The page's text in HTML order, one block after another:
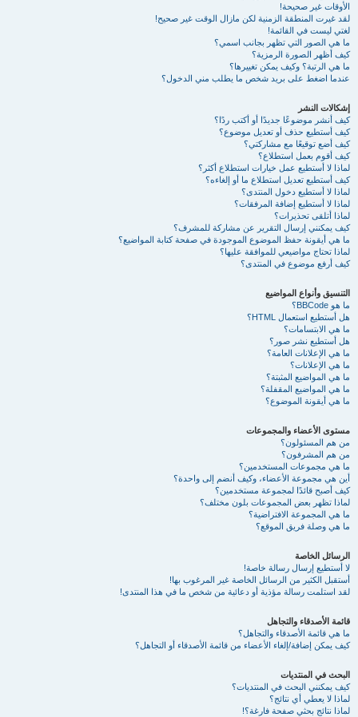
الأوقات غير صحيحة!
لقد غيرت المنطقة الزمنية لكن مازال الوقت غير صحيح!
لغتي ليست في القائمة!
ما هي الصور التي تظهر بجانب اسمي؟
كيف أظهر الصورة الرمزية؟
ما هي الرتبة؟ وكيف يمكن تغييرها؟
عندما اضغط على بريد شخص ما يطلب مني الدخول؟
إشكالات النشر
كيف أنشر موضوعًا جديدًا أو أكتب ردًا؟
كيف أستطيع حذف أو تعديل موضوع؟
كيف أضع توقيعًا مع مشاركتي؟
كيف أقوم بعمل استطلاع؟
لماذا لا أستطيع عمل خيارات استطلاع أكثر؟
كيف أستطيع تعديل استطلاع ما أو إلغاءه؟
لماذا لا أستطيع دخول المنتدى؟
لماذا لا أستطيع إضافة المرفقات؟
لماذا أتلقى تحذيرات؟
كيف يمكنني إرسال التقرير عن مشاركة للمشرف؟
ما هي أيقونة حفظ الموضوع الموجودة في صفحة كتابة المواضيع؟
لماذا تحتاج مواضيعي للموافقة عليها؟
كيف أرفع موضوع في المنتدى؟
التنسيق وأنواع المواضيع
ما هو BBCode؟
هل أستطيع استعمال HTML؟
ما هي الابتسامات؟
هل أستطيع نشر صور؟
ما هي الإعلانات العامة؟
ما هي الإعلانات؟
ما هي المواضيع المثبتة؟
ما هي المواضيع المقفلة؟
ما هي أيقونة الموضوع؟
مستوى الأعضاء والمجموعات
من هم المسئولون؟
من هم المشرفون؟
ما هي مجموعات المستخدمين؟
أين هي مجموعة الأعضاء، وكيف أنضم إلى واحدة؟
كيف أصبح قائدًا لمجموعة مستخدمين؟
لماذا تظهر بعض المجموعات بلون مختلف؟
ما هي المجموعة الافتراضية؟
ما هي وصلة فريق الموقع؟
الرسائل الخاصة
لا أستطيع إرسال رسالة خاصة!
أستقبل الكثير من الرسائل الخاصة غير المرغوب بها!
لقد استلمت رسالة مؤذية أو دعائية من شخص ما في هذا المنتدى!
قائمة الأصدقاء والتجاهل
ما هي قائمة الأصدقاء والتجاهل؟
كيف يمكن إضافة/إلغاء الأعضاء من قائمة الأصدقاء أو التجاهل؟
البحث في المنتديات
كيف يمكنني البحث في المنتديات؟
لماذا لا يعطي أي نتائج؟
لماذا نتائج بحثي صفحة فارغة؟!